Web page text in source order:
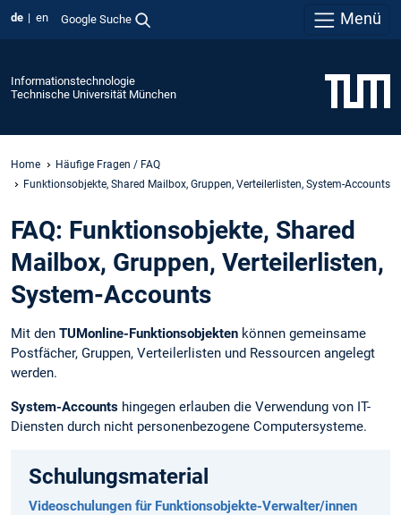
de en Google Suche Menü
Informationstechnologie
Technische Universität München
Home
Häufige Fragen / FAQ
Funktionsobjekte, Shared Mailbox, Gruppen, Verteilerlisten, System-Accounts
FAQ: Funktionsobjekte, Shared
Mailbox, Gruppen, Verteilerlisten,
System-Accounts
Mit den TUMonline-Funktionsobjekten können gemeinsame
Postfächer, Gruppen, Verteilerlisten und Ressourcen angelegt
werden.
System-Accounts hingegen erlauben die Verwendung von IT-
Diensten durch nicht personenbezogene Computersysteme.
Schulungsmaterial
Videoschulungen für Funktionsobjekte-Verwalter/innen